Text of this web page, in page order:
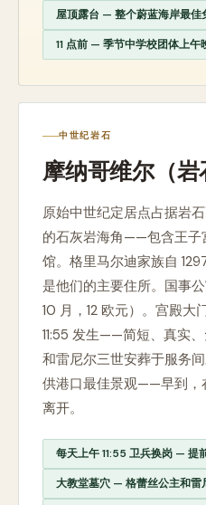
屋顶露台 — 整个蔚蓝海岸最佳
11 点前 — 季节中学校团体上午
中世纪岩石
摩纳哥维尔（岩
原始中世纪定居点占据岩
的石灰岩海角——包含王子
馆。格里马尔迪家族自
是他们的主要住所。国事
10 月，12 欧元）。宫殿大
11:55 发生——简短、真实、
和雷尼尔三世安葬于服务
供港口最佳景观——早到，
离开。
每天上午 11:55 卫兵换岗 — 提
大教堂墓穴 — 格蕾丝公主和雷